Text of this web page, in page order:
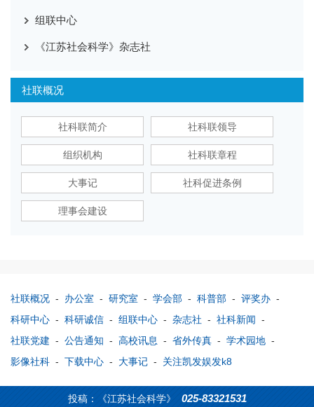
组联中心
《江苏社会科学》杂志社
社联概况
社科联简介 社科联领导
组织机构 社科联章程
大事记 社科促进条例
理事会建设
社联概况 - 办公室 - 研究室 - 学会部 - 科普部 - 评奖办 -
科研中心 - 科研诚信 - 组联中心 - 杂志社 - 社科新闻 -
社联党建 - 公告通知 - 高校讯息 - 省外传真 - 学术园地 -
影像社科 - 下载中心 - 大事记 - 关注凯发娱发k8
投稿：《江苏社会科学》 025-83321531